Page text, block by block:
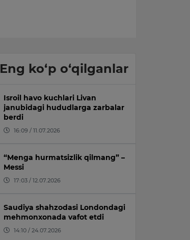
Eng ko‘p o‘qilganlar
Isroil havo kuchlari Livan
janubidagi hududlarga zarbalar
berdi
16:09 / 11.07.2026
“Menga hurmatsizlik qilmang” –
Messi
17:03 / 12.07.2026
Saudiya shahzodasi Londondagi
mehmonxonada vafot etdi
14:10 / 24.07.2026